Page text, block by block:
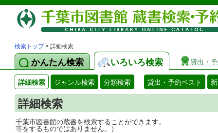
検索トップ> 詳細検索
かんたん検索 いろいろ検索 貸出・
詳細検索 ジャンル検索 分類検索 貸出・予約ベスト
詳細検索
千葉市図書館の蔵書を検索することがで
等をするものではありません。）